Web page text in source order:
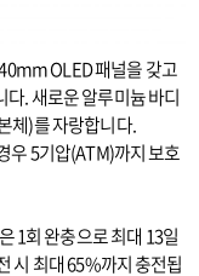
OLED 패널을 갖고
다. 새로운 알루미늄 바디
체)를 자랑합니다.
우 5기압(ATM)까지 보호
1회 완충으로 최대 13일
시 최대 65%까지 충전됩